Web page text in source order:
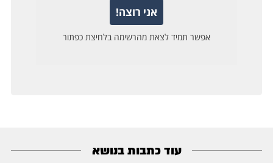
עוד כתבות בנושא